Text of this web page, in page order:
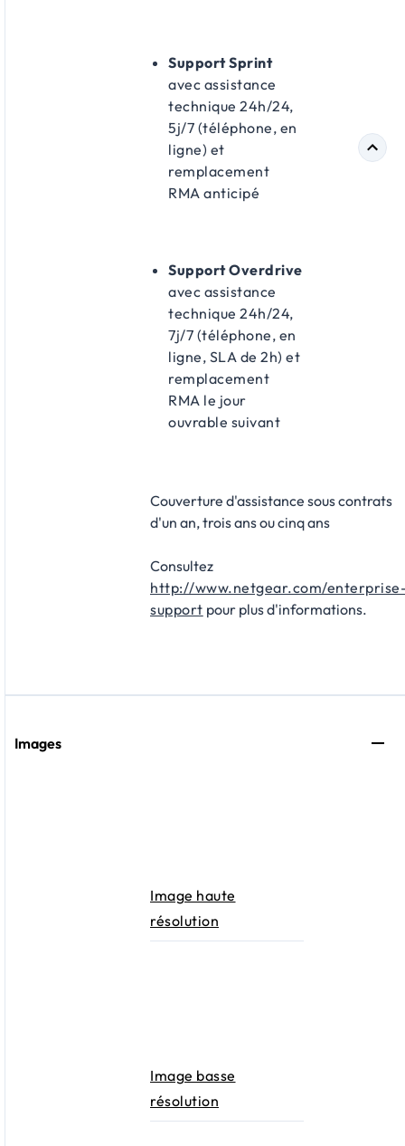
Support Sprint
avec assistance
technique 24h/24,
5j/7 (téléphone, en
ligne) et
remplacement
RMA anticipé
Support Overdrive
avec assistance
technique 24h/24,
7j/7 (téléphone, en
ligne, SLA de 2h) et
remplacement
RMA le jour
ouvrable suivant
Couverture d'assistance sous contrats
d'un an, trois ans ou cinq ans
Consultez
http://www.netgear.com/
support pour plus d'informations.
Images
Image haute
résolution
Image basse
résolution